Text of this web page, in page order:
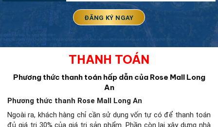
THANH TOÁN
Phương thức thanh toán hấp dẫn của Rose Mall Long
An
Phương thức thanh Rose Mall Long An
Ngoài ra, khách hàng chỉ cần sử dụng vốn tự có để thanh toán
đủ giá trị 30% của giá trị sản phẩm. Phần còn lại xây dựng nhà